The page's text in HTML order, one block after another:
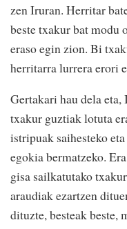
zen Iruran. Herritar
beste txakur bat modu
eraso egin zion. Bi
herritarra lurrera erori
Gertakari hau dela
txakur guztiak lotuta
istripuak saihesteko
egokia bermatzeko.
gisa sailkatutako
araudiak ezartzen
dituzte, besteak beste,